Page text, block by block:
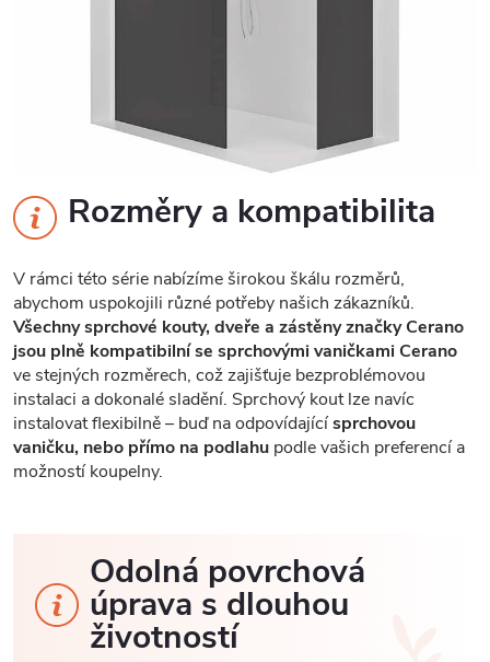
Rozměry a kompatibilita
V rámci této série nabízíme širokou škálu rozměrů,
abychom uspokojili různé potřeby našich zákazníků.
Všechny sprchové kouty, dveře a zástěny značky Cerano
jsou plně kompatibilní se sprchovými vaničkami Cerano
ve stejných rozměrech, což zajišťuje bezproblémovou
instalaci a dokonalé sladění. Sprchový kout lze navíc
instalovat flexibilně – buď na odpovídajícísprchovou
vaničku, nebo přímo na podlahu podle vašich preferencí a
možností koupelny.
Odolná povrchová
úprava s dlouhou
životností